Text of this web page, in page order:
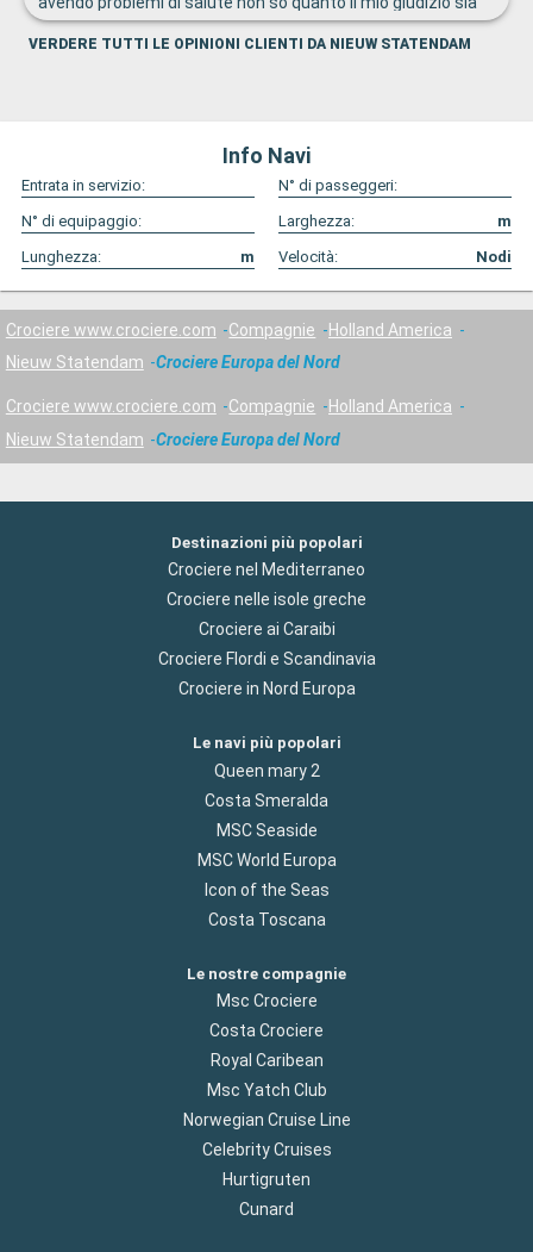
attendibile.
VERDERE TUTTI LE OPINIONI CLIENTI DA NIEUW STATENDAM
Info Navi
Entrata in servizio:
N° di passeggeri:
N° di equipaggio:
Larghezza:
m
Lunghezza:
m Velocità: Nodi
Crociere www.crociere.com Compagnie
Holland America
Nieuw Statendam
Crociere Europa del Nord
Crociere www.crociere.com Compagnie
Holland America
Nieuw Statendam
Crociere Europa del Nord
Destinazioni più popolari
Crociere nel Mediterraneo
Crociere nelle isole greche
Crociere ai Caraibi
Crociere Flordi e Scandinavia
Crociere in Nord Europa
Le navi più popolari
Queen mary 2
Costa Smeralda
MSC Seaside
MSC World Europa
Icon of the Seas
Costa Toscana
Le nostre compagnie
Msc Crociere
Costa Crociere
Royal Caribean
Msc Yatch Club
Norwegian Cruise Line
Celebrity Cruises
Hurtigruten
Cunard